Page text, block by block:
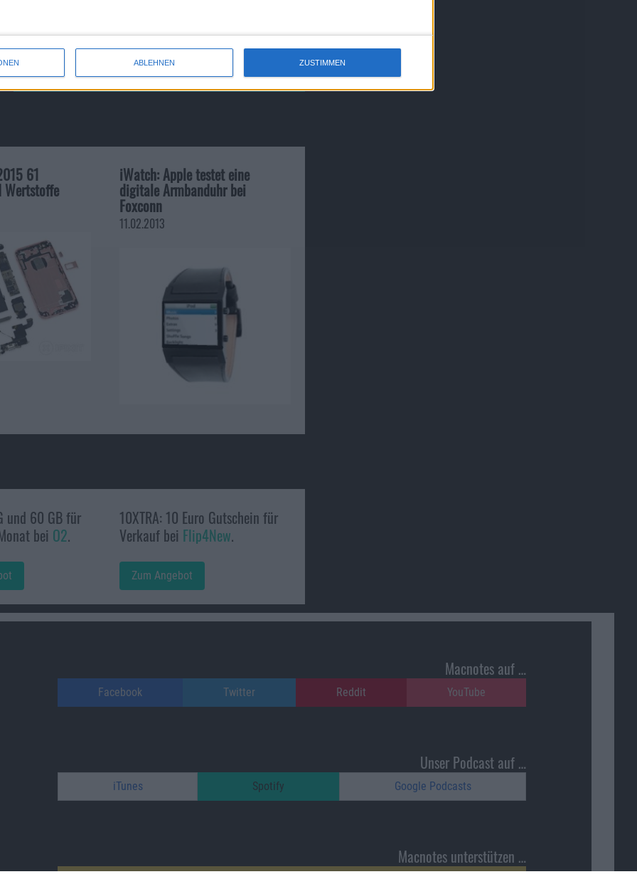
ABLEHNEN ZUSTIMMEN
Nexus One: Googles Smartphone …
61 iWatch: Apple testet eine
digitale Armbanduhr bei
Foxconn
11.02.2013
und 60 GB für
bei O2.
10XTRA: 10 Euro Gutschein für
Verkauf bei Flip4New.
Zum Angebot
Macnotes auf …
Facebook Twitter Reddit YouTube
Unser Podcast auf …
iTunes Spotify Google Podcasts
Macnotes unterstützen …